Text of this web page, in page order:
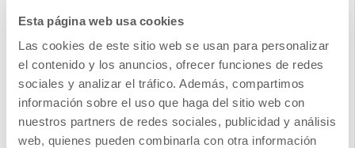
Esta página web usa cookies
Las cookies de este sitio web se usan para personalizar
el contenido y los anuncios, ofrecer funciones de redes
sociales y analizar el tráfico. Además, compartimos
información sobre el uso que haga del sitio web con
nuestros partners de redes sociales, publicidad y análisis
web, quienes pueden combinarla con otra información